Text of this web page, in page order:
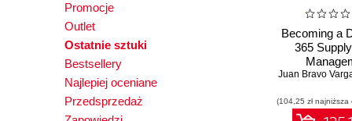
Promocje
Outlet
Ostatnie sztuki
Bestsellery
Najlepiej oceniane
Przedsprzedaż
Becoming a
365
Functional
and
chain
Juan Bravo
(104,25 zł